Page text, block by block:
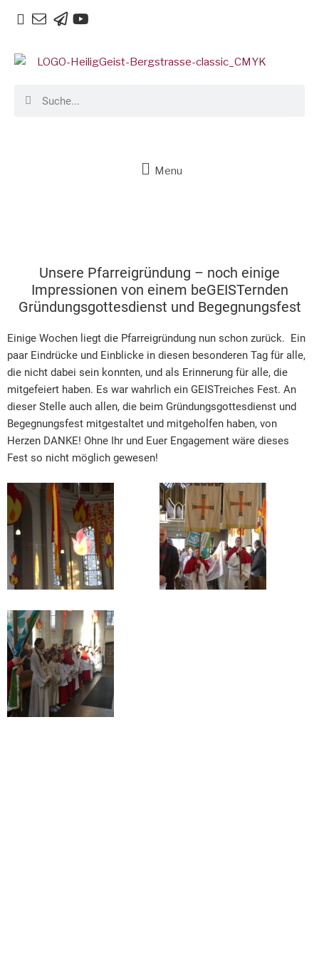
Menu
Unsere Pfarreigründung – noch einige
Impressionen von einem beGEISTernden
Gründungsgottesdienst und Begegnungsfest
Einige Wochen liegt die Pfarreigründung nun schon zurück. Ein
paar Eindrücke und Einblicke in diesen besonderen Tag für alle,
die nicht dabei sein konnten, und als Erinnerung für alle, die
mitgefeiert haben. Es war wahrlich ein GEISTreiches Fest. An
dieser Stelle auch allen, die beim Gründungsgottesdienst und
Begegnungsfest mitgestaltet und mitgeholfen haben, von
Herzen DANKE! Ohne Ihr und Euer Engagement wäre dieses
Fest so nicht möglich gewesen!